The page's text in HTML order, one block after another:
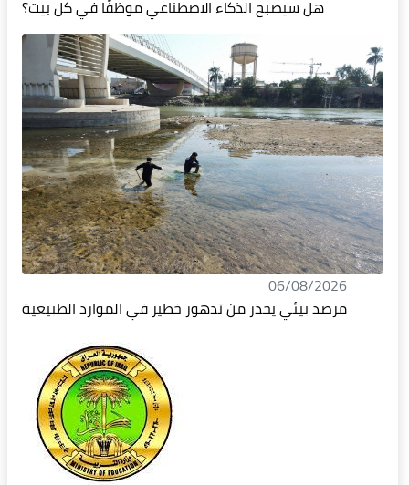
هل سيصبح الذكاء الاصطناعي موظفًا في كل بيت؟
06/08/2026
مرصد بيئي يحذر من تدهور خطير في الموارد الطبيعية